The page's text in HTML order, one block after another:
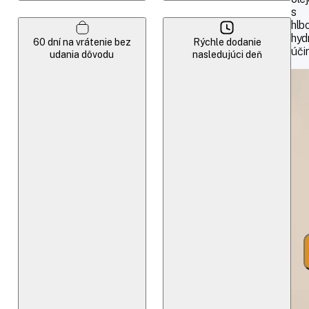
60 dní na vrátenie bez
udania dôvodu
Rýchle dodanie
nasledujúci deň
s